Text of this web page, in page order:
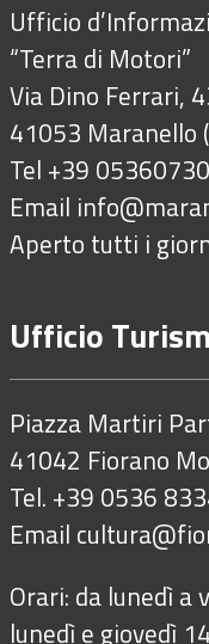
Ufficio
“Terra di Motori”
Via Dino Ferrari,
41053 Maranello
Tel +39
Email
Aperto tutti i
Ufficio
Piazza Martiri
41042 Fiorano
Tel. +39 0536
Email
Orari: da lunedì a
lunedì e giovedì